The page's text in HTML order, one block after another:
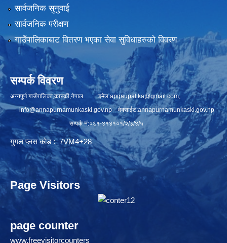
सार्वजनिक सुनुवाई
सार्वजनिक परीक्षण
गाउँपालिकाबाट वितरण भएका सेवा सुविधाहरुको विवरण
सम्पर्क विवरण
अन्नपूर्ण गाउँपालिका,कास्की,नेपाल इमेल:apgaupalika@gmail.com,
info@annapurnamunkaski.gov.npवेबसाईट:annapurnamunkaski.gov.np
सम्पर्क नं:०६१-४१४१०१/२/३/४/५
गुगल प्लस कोड : 7VM4+28
Page Visitors
page counter
www.freevisitorcounters